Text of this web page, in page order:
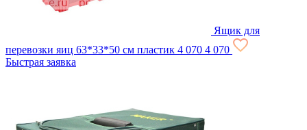
Ящик для
перевозки яиц 63*33*50 см пластик 4 070 4 070
Быстрая заявка